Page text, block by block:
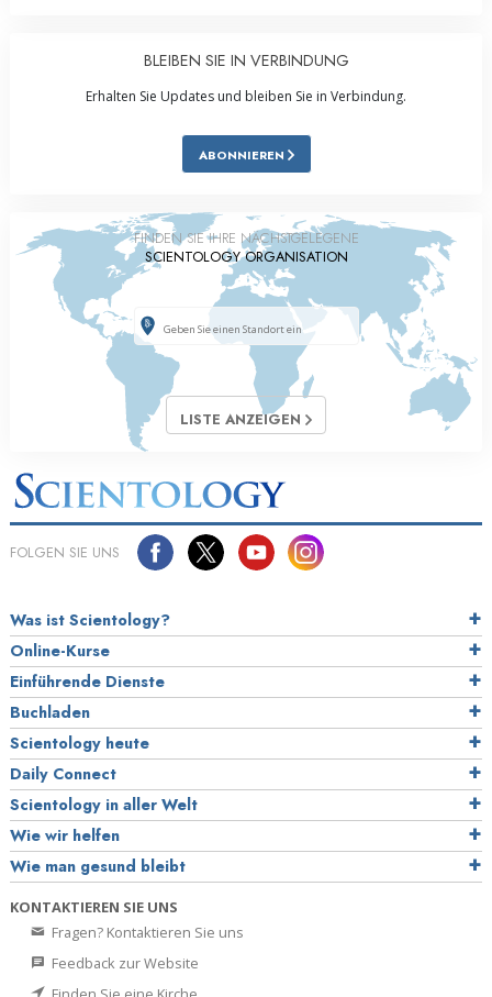
BLEIBEN SIE IN VERBINDUNG
Erhalten Sie Updates und bleiben Sie in Verbindung.
ABONNIEREN
FINDEN SIE IHRE NÄCHSTGELEGENE
SCIENTOLOGY ORGANISATION
LISTE ANZEIGEN
FOLGEN SIE UNS
Was ist Scientology?
Online-Kurse
Einführende Dienste
Buchladen
Scientology heute
Daily Connect
Scientology in aller Welt
Wie wir helfen
Wie man gesund bleibt
KONTAKTIEREN SIE UNS
Fragen? Kontaktieren Sie uns
Feedback zur Website